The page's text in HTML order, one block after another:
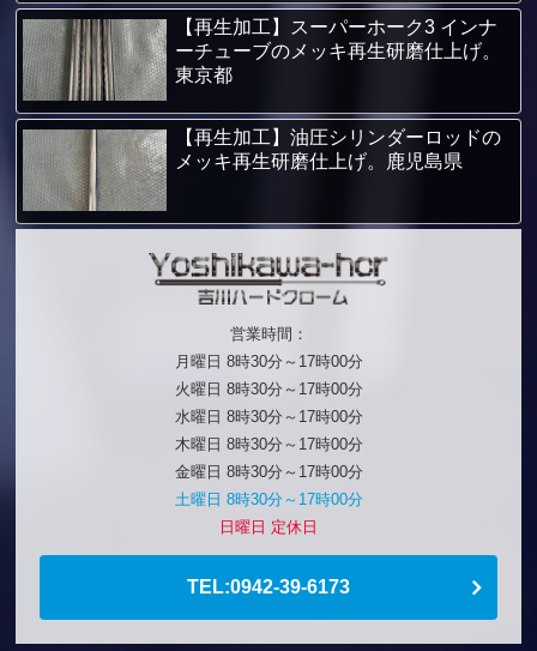
【再生加工】スーパーホーク3 インナ
ーチューブのメッキ再生研磨仕上げ。
東京都
【再生加工】油圧シリンダーロッドの
メッキ再生研磨仕上げ。鹿児島県
営業時間：
月曜日 8時30分～17時00分
火曜日 8時30分～17時00分
水曜日 8時30分～17時00分
木曜日 8時30分～17時00分
金曜日 8時30分～17時00分
土曜日 8時30分～17時00分
日曜日 定休日
TEL:0942-39-6173